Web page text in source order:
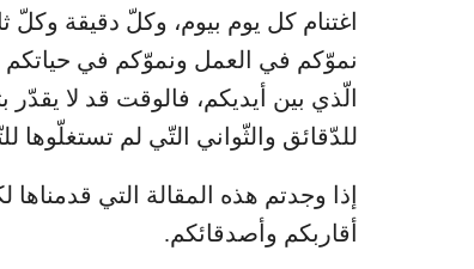
اغتنام كل يوم بيوم، وكلّ دقيقة وكلّ
نموّكم في العمل ونموّكم في حياتكم
الّذي بين أيديكم، فالوقت قد لا
للدّقائق والثّواني التّي لم
إذا وجدتم هذه المقالة التي قدمناها
أقاربكم وأصدقائكم.